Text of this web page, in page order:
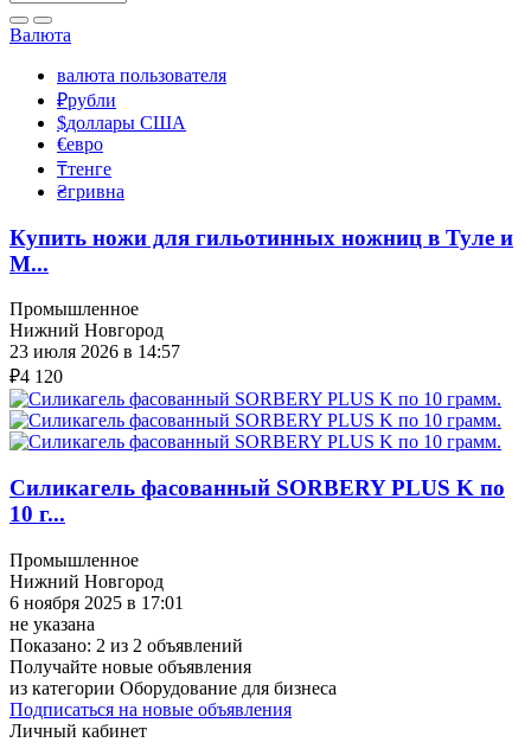
Валюта
валюта пользователя
₽рубли
$доллары США
€евро
₸тенге
₴гривна
Купить ножи для гильотинных ножниц в Туле и
М...
Промышленное
Нижний Новгород
23 июля 2026 в 14:57
₽4 120
Силикагель фасованный SORBERY PLUS K по
10 г...
Промышленное
Нижний Новгород
6 ноября 2025 в 17:01
не указана
Показано: 2 из 2 объявлений
Получайте новые объявления
из категории Оборудование для бизнеса
Подписаться на новые объявления
Личный кабинет